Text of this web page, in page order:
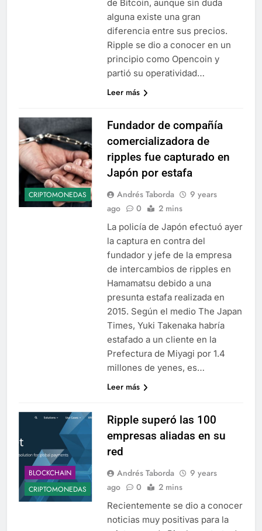
de Bitcoin, aunque sin duda
alguna existe una gran
diferencia entre sus precios.
Ripple se dio a conocer en un
principio como Opencoin y
partió su operatividad…
Leer más
CRIPTOMONEDAS
Fundador de compañía
comercializadora de
ripples fue capturado en
Japón por estafa
Andrés Taborda
9 years
ago
0 2 mins
La policía de Japón efectuó ayer
la captura en contra del
fundador y jefe de la empresa
de intercambios de ripples en
Hamamatsu debido a una
presunta estafa realizada en
2015. Según el medio The Japan
Times, Yuki Takenaka habría
estafado a un cliente en la
Prefectura de Miyagi por 1.4
millones de yenes, es…
Leer más
BLOCKCHAIN
CRIPTOMONEDAS
Ripple superó las 100
empresas aliadas en su
red
Andrés Taborda
9 years
ago
0 2 mins
Recientemente se dio a conocer
noticias muy positivas para la